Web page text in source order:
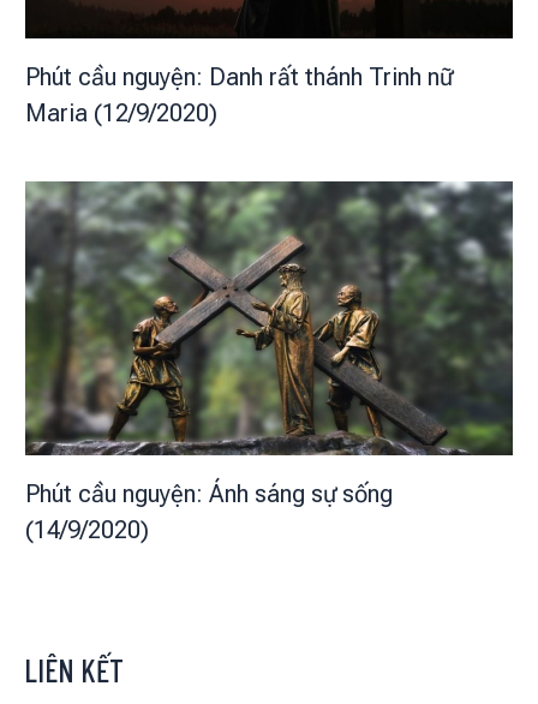
Phút cầu nguyện: Danh rất thánh Trinh nữ
Maria (12/9/2020)
Phút cầu nguyện: Ánh sáng sự sống
(14/9/2020)
LIÊN KẾT